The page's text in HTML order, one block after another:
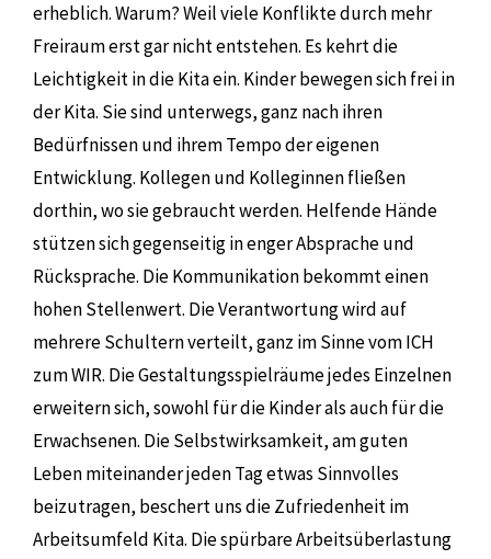
erheblich. Warum? Weil viele Konflikte durch mehr
Freiraum erst gar nicht entstehen. Es kehrt die
Leichtigkeit in die Kita ein. Kinder bewegen sich frei in
der Kita. Sie sind unterwegs, ganz nach ihren
Bedürfnissen und ihrem Tempo der eigenen
Entwicklung. Kollegen und Kolleginnen fließen
dorthin, wo sie gebraucht werden. Helfende Hände
stützen sich gegenseitig in enger Absprache und
Rücksprache. Die Kommunikation bekommt einen
hohen Stellenwert. Die Verantwortung wird auf
mehrere Schultern verteilt, ganz im Sinne vom ICH
zum WIR. Die Gestaltungsspielräume jedes Einzelnen
erweitern sich, sowohl für die Kinder als auch für die
Erwachsenen. Die Selbstwirksamkeit, am guten
Leben miteinander jeden Tag etwas Sinnvolles
beizutragen, beschert uns die Zufriedenheit im
Arbeitsumfeld Kita. Die spürbare Arbeitsüberlastung